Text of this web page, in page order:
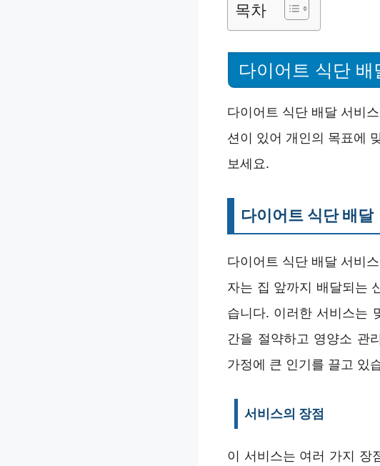
목차
다이어트 식단 배
다이어트 식단 배달 서비
션이 있어 개인의 목표에
보세요.
다이어트 식단 배달
다이어트 식단 배달 서비
자는 집 앞까지 배달되는
습니다. 이러한 서비스는
간을 절약하고 영양소 관
가정에 큰 인기를 끌고 있
서비스의 장점
이 서비스는 여러 가지 장